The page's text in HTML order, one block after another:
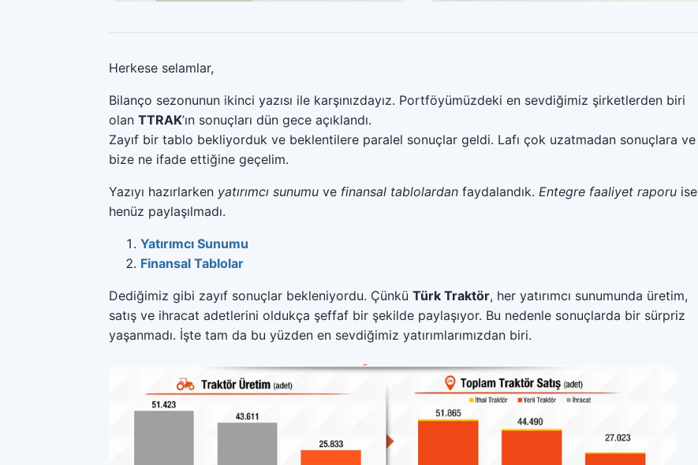
Herkese selamlar,
Bilanço sezonunun ikinci yazısı ile karşınızdayız. Portföyümüzdeki en sevdiğimiz şirketlerden biri
olan TTRAK’ın sonuçları dün gece açıklandı.
Zayıf bir tablo bekliyorduk ve beklentilere paralel sonuçlar geldi. Lafı çok uzatmadan sonuçlara ve
bize ne ifade ettiğine geçelim.
Yazıyı hazırlarken yatırımcı sunumu ve finansal tablolardan faydalandık. Entegre faaliyet raporu ise
henüz paylaşılmadı.
Yatırımcı Sunumu
Finansal Tablolar
Dediğimiz gibi zayıf sonuçlar bekleniyordu. Çünkü Türk Traktör, her yatırımcı sunumunda üretim,
satış ve ihracat adetlerini oldukça şeffaf bir şekilde paylaşıyor. Bu nedenle sonuçlarda bir sürpriz
yaşanmadı. İşte tam da bu yüzden en sevdiğimiz yatırımlarımızdan biri.